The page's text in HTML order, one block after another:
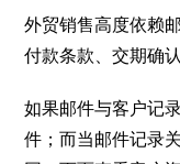
外贸销售高度依赖
付款条款、交期确
如果邮件与客户记
件；而当邮件记录